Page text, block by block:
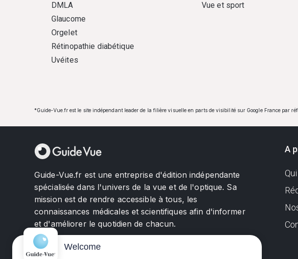
DMLA
Glaucome
Orgelet
Rétinopathie diabétique
Uvéites
Vue et sport
*Guide-Vue.fr est le site indépendant leader de la filière visuelle en parts de visibilité sur Google France par
Guide-Vue.fr est une entreprise d'édition indépendante
spécialisée dans l'univers de la vue et de l'optique. Sa
mission est de rendre accessible à tous, les
connaissances médicales et scientifiques afin d'informer
et d'améliorer le quotidien de chacun.
A
Welcome